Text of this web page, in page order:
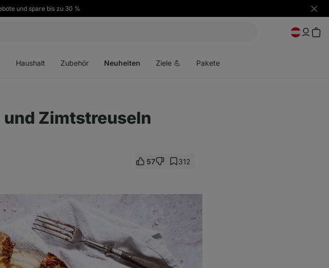
und spare bis zu 30 %
Haushalt Zubehör Neuheiten Ziele 💪 Pakete
Zimtstreuseln
57 312